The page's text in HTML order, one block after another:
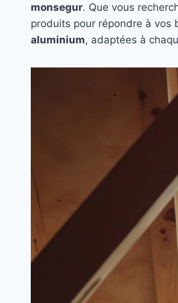
monsegur. Que vous
produits pour répondre à vos
aluminium, adaptées à